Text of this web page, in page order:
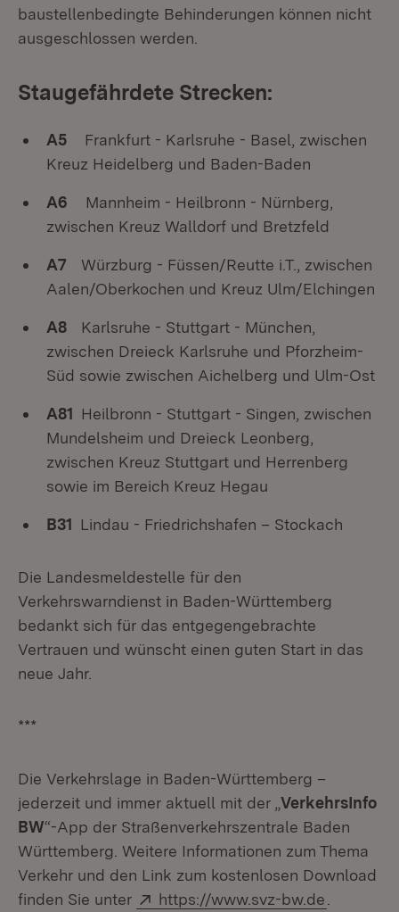
baustellenbedingte Behinderungen können nicht
ausgeschlossen werden.
Staugefährdete Strecken:
A5 Frankfurt - Karlsruhe - Basel, zwischen
Kreuz Heidelberg und Baden-Baden
A6 Mannheim - Heilbronn - Nürnberg,
zwischen Kreuz Walldorf und Bretzfeld
A7 Würzburg - Füssen/Reutte i.T., zwischen
Aalen/Oberkochen und Kreuz Ulm/Elchingen
A8 Karlsruhe - Stuttgart - München,
zwischen Dreieck Karlsruhe und Pforzheim-
Süd sowie zwischen Aichelberg und Ulm-Ost
A81 Heilbronn - Stuttgart - Singen, zwischen
Mundelsheim und Dreieck Leonberg,
zwischen Kreuz Stuttgart und Herrenberg
sowie im Bereich Kreuz Hegau
B31 Lindau - Friedrichshafen – Stockach
Die Landesmeldestelle für den
Verkehrswarndienst in Baden-Württemberg
bedankt sich für das entgegengebrachte
Vertrauen und wünscht einen guten Start in das
neue Jahr.
***
Die Verkehrslage in Baden-Württemberg –
jederzeit und immer aktuell mit der „ VerkehrsInfo
BW“-App der Straßenverkehrszentrale Baden
Württemberg. Weitere Informationen zum Thema
Verkehr und den Link zum kostenlosen Download
finden Sie unter
Extern:
https://www.svz-bw.de